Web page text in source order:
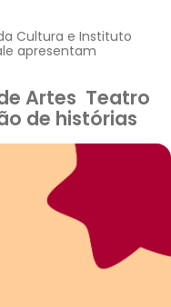
Cultura e Instituto
apresentam
Artes Teatro
de histórias